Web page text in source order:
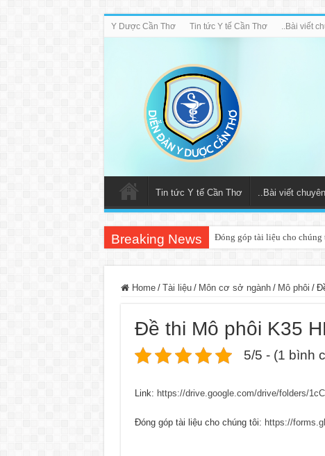
Y Dược Cần Thơ Tin tức Y tế Cần Thơ ..Bài viết
Tin tức Y tế Cần Thơ ..Bài viết
Breaking News Đóng góp tài liệu cho chúng
Home / Tài liệu / Môn cơ sở ngành / Mô phôi /
Đề thi Mô phôi K35
5/5 - (1 bình
Link: https://drive.google.com/drive/folders/
Đóng góp tài liệu cho chúng tôi: https://